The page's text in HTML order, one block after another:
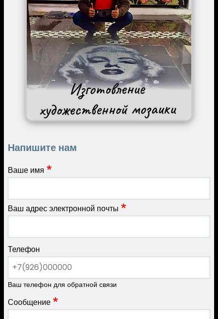
Напишите нам
Ваше имя
Ваш адрес электронной почты
Телефон
Ваш телефон для обратной связи
Сообщение